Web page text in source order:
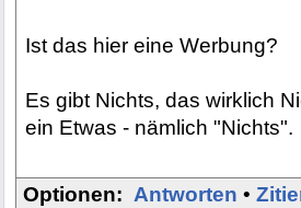
Ist das hier eine Werbung?
Es gibt Nichts, das wirklich
ein Etwas - nämlich "Nichts".
Optionen: Antworten •